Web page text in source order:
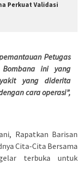
Perkuat Validasi
Petugas
ini yang
yang diderita
cara operasi”,
Rapatkan Barisan
Cita-Cita Bersama
terbuka untuk